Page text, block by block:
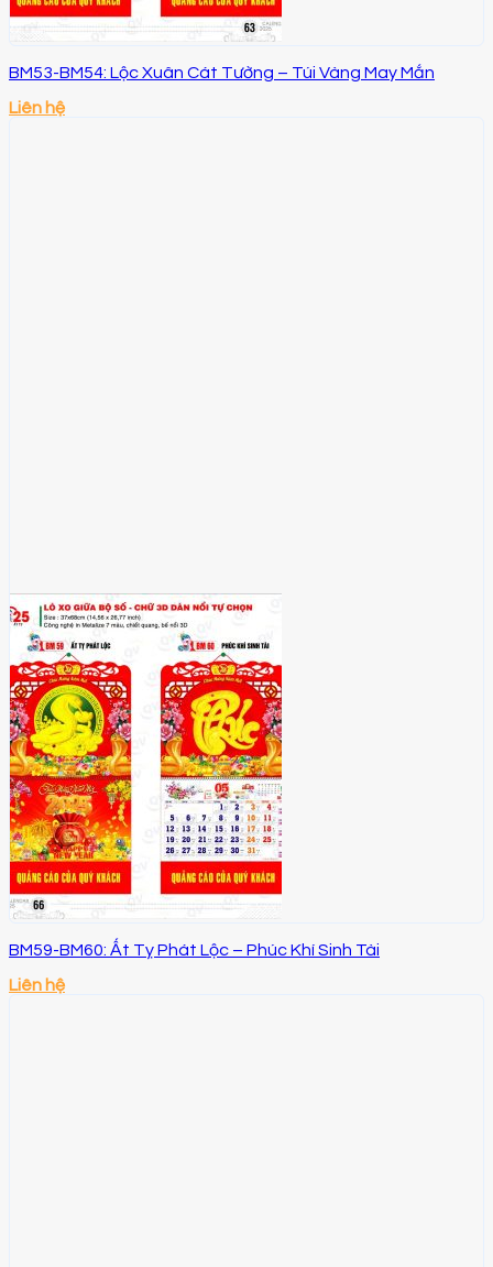
BM53-BM54: Lộc Xuân Cát Tường – Túi Vàng May Mắn
Liên hệ
BM59-BM60: Ất Tỵ Phát Lộc – Phúc Khí Sinh Tài
Liên hệ